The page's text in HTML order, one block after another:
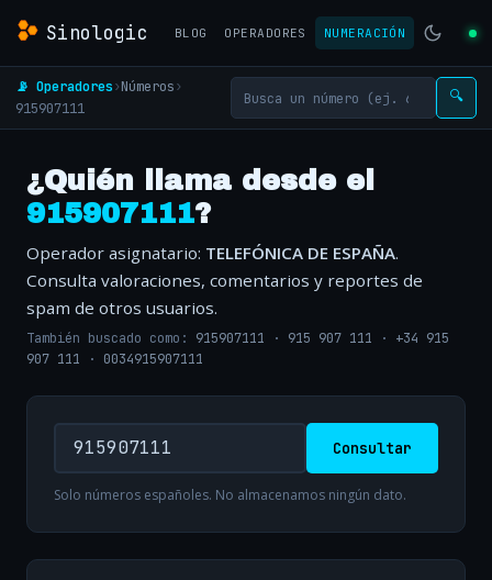
Sinologic BLOG OPERADORES NUMERACIÓN
📡 Operadores›Números›
915907111
🔍
¿Quién llama desde el
915907111?
Operador asignatario: TELEFÓNICA DE ESPAÑA.
Consulta valoraciones, comentarios y reportes de
spam de otros usuarios.
También buscado como: 915907111 · 915 907 111 · +34 915
907 111 · 0034915907111
Consultar
Solo números españoles. No almacenamos ningún dato.